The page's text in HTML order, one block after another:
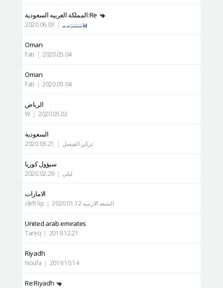
|
2020.06.03
Oman
Fati | 2020.05.04
Oman
Fati | 2020.05.04
الرياض
W | 2020.05.02
السعودية
تركي الفيصل |
2020.03.21
سيؤول كوريا
ليلى |
2020.02.29
الامارات
الشفه الارنبيه cleft lip | 2020.01.12
United arab emirates
Tareq | 2019.12.21
Riyadh
Noufa | 2019.10.14